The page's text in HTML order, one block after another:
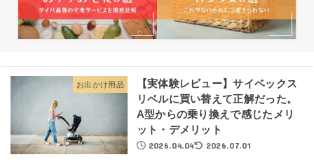
お出かけ用品
【実体験レビュー】サイベックス
リベルに買い替えて正解だった。
A型からの乗り換えで感じたメリ
ット・デメリット
2026.04.04 2026.07.01